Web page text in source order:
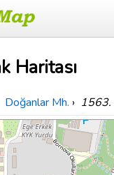
Haritası
Doğanlar Mh. › 1563.